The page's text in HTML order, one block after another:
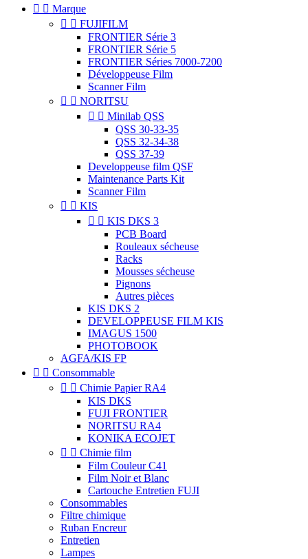
  Marque
  FUJIFILM
FRONTIER Série 3
FRONTIER Série 5
FRONTIER Séries 7000-7200
Développeuse Film
Scanner Film
  NORITSU
  Minilab QSS
QSS 30-33-35
QSS 32-34-38
QSS 37-39
Developpeuse film QSF
Maintenance Parts Kit
Scanner Film
  KIS
  KIS DKS 3
PCB Board
Rouleaux sécheuse
Racks
Mousses sécheuse
Pignons
Autres pièces
KIS DKS 2
DEVELOPPEUSE FILM KIS
IMAGUS 1500
PHOTOBOOK
AGFA/KIS FP
  Consommable
  Chimie Papier RA4
KIS DKS
FUJI FRONTIER
NORITSU RA4
KONIKA ECOJET
  Chimie film
Film Couleur C41
Film Noir et Blanc
Cartouche Entretien FUJI
Consommables
Filtre chimique
Ruban Encreur
Entretien
Lampes